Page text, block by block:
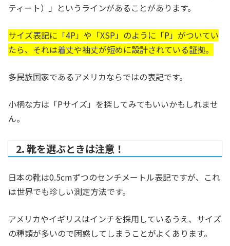
ティート）」というラインがあることがあります。
サイズ表記に「4P」や「XSP」のように「P」がついてい
たら、それは着丈や袖丈が短めに設計されている証拠。
多民族国家であるアメリカならではの表記です。
小柄な方は「Pサイズ」を探してみてもいいかもしれませ
ん。
2. 靴を選ぶときは注意！
日本の靴は0.5cmずつのセンチメートル表記ですが、これ
は世界でも珍しい測定方法です。
アメリカやイギリスはインチを採用しているうえ、サイズ
の種類が多いので困惑してしまうことがよくあります。